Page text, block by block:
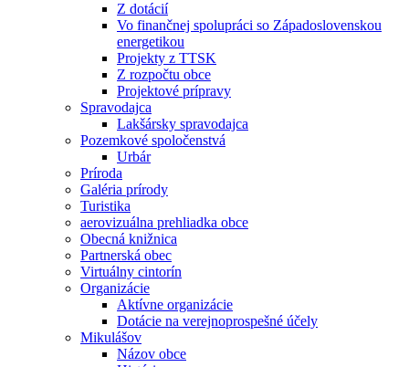
Z dotácií
Vo finančnej spolupráci so Západoslovenskou
energetikou
Projekty z TTSK
Z rozpočtu obce
Projektové prípravy
Spravodajca
Lakšársky spravodajca
Pozemkové spoločenstvá
Urbár
Príroda
Galéria prírody
Turistika
aerovizuálna prehliadka obce
Obecná knižnica
Partnerská obec
Virtuálny cintorín
Organizácie
Aktívne organizácie
Dotácie na verejnoprospešné účely
Mikulášov
Názov obce